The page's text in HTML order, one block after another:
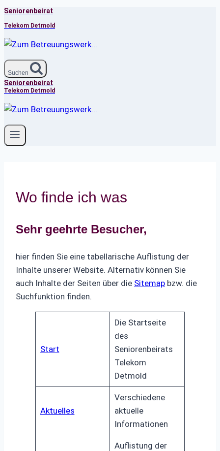
Zum
Inhalt
springen
Seniorenbeirat
Telekom Detmold
Suchen
Seniorenbeirat
Telekom Detmold
Wo finde ich was
Sehr geehrte Besucher,
hier finden Sie eine tabellarische Auflistung der
Inhalte unserer Website. Alternativ können Sie
auch Inhalte der Seiten über die Sitemap bzw. die
Suchfunktion finden.
Start
Die Startseite
des
Seniorenbeirats
Telekom
Detmold
Aktuelles
Verschiedene
aktuelle
Informationen
Auflistung der